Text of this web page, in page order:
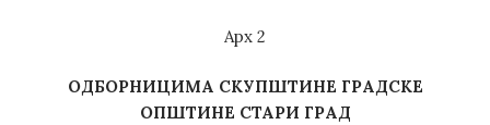
Арх 2
ОДБОРНИЦИМА СКУПШТИНЕ ГРАДСКЕ
ОПШТИНЕ СТАРИ ГРАД